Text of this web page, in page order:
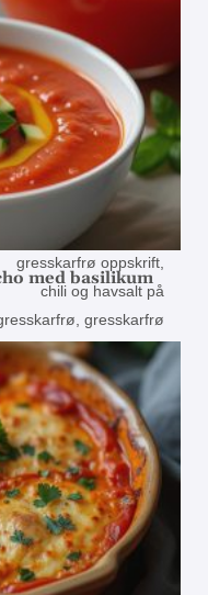
med basilikum